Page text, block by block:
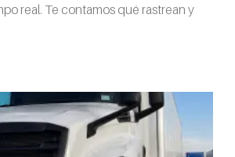
real. Te contamos qué rastrean y